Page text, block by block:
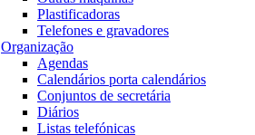
Plastificadoras
Telefones e gravadores
Organização
Agendas
Calendários porta calendários
Conjuntos de secretária
Diários
Listas telefónicas